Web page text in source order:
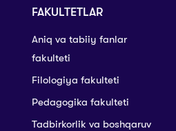
FAKULTETLAR
Aniq va tabiiy fanlar
fakulteti
Filologiya fakulteti
Pedagogika fakulteti
Tadbirkorlik va boshqaruv